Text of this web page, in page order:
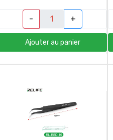
- +
Ajouter au panier